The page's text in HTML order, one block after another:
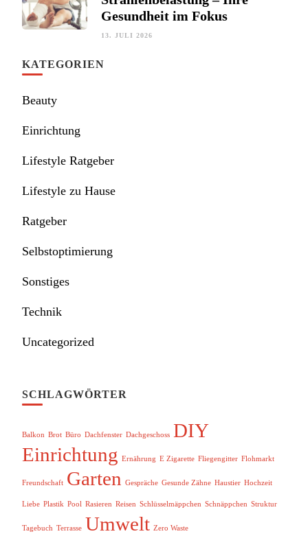
Gesundheit im Fokus
13. JULI 2026
KATEGORIEN
Beauty
Einrichtung
Lifestyle Ratgeber
Lifestyle zu Hause
Ratgeber
Selbstoptimierung
Sonstiges
Technik
Uncategorized
SCHLAGWÖRTER
Balkon Brot Büro Dachfenster Dachgeschoss DIY
Einrichtung Ernährung E Zigarette Fliegengitter Flohmarkt
Freundschaft Garten Gespräche Gesunde Zähne Haustier Hochzeit
Liebe Plastik Pool Rasieren Reisen Schlüsselmäppchen Schnäppchen Struktur
Tagebuch Terrasse Umwelt Zero Waste